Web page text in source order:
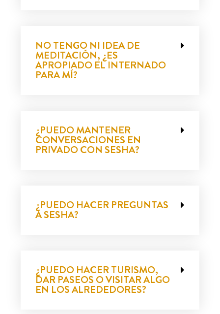
NO TENGO NI IDEA DE
MEDITACIÓN, ¿ES
APROPIADO EL INTERNADO
PARA MÍ?
¿PUEDO MANTENER
CONVERSACIONES EN
PRIVADO CON SESHA?
¿PUEDO HACER PREGUNTAS
A SESHA?
¿PUEDO HACER TURISMO,
DAR PASEOS O VISITAR ALGO
EN LOS ALREDEDORES?